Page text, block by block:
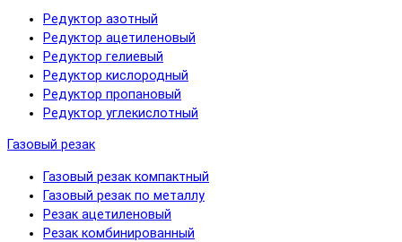
Редуктор азотный
Редуктор ацетиленовый
Редуктор гелиевый
Редуктор кислородный
Редуктор пропановый
Редуктор углекислотный
Газовый резак
Газовый резак компактный
Газовый резак по металлу
Резак ацетиленовый
Резак комбинированный